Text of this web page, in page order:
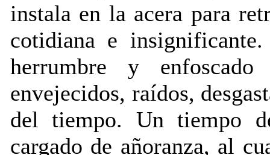
instala en la acera para
cotidiana e
herrumbre y
envejecidos, raídos,
del tiempo. Un tiempo
cargado de añoranza, al